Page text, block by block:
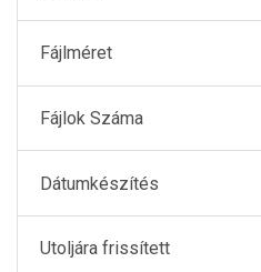
Fájlméret
Fájlok Száma
Dátumkészítés
Utoljára frissített